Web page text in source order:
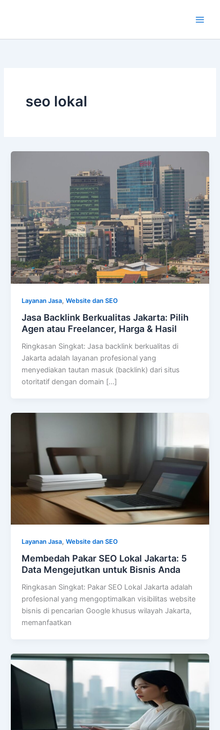
seo lokal
Layanan Jasa,Website dan SEO
Jasa Backlink Berkualitas Jakarta: Pilih
Agen atau Freelancer, Harga & Hasil
Ringkasan Singkat: Jasa backlink berkualitas di
Jakarta adalah layanan profesional yang
menyediakan tautan masuk (backlink) dari situs
otoritatif dengan domain […]
Layanan Jasa,Website dan SEO
Membedah Pakar SEO Lokal Jakarta: 5
Data Mengejutkan untuk Bisnis Anda
Ringkasan Singkat: Pakar SEO Lokal Jakarta adalah
profesional yang mengoptimalkan visibilitas website
bisnis di pencarian Google khusus wilayah Jakarta,
memanfaatkan